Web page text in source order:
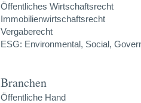
Öffentliches Wirtschaftsrecht
Immobilienwirtschaftsrecht
Vergaberecht
ESG: Environmental, Social,
Branchen
Öffentliche Hand